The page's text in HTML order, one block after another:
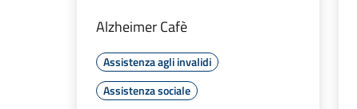
Alzheimer Cafè
Assistenza agli invalidi
Assistenza sociale